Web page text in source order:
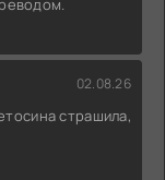
02.08.26
страшила,